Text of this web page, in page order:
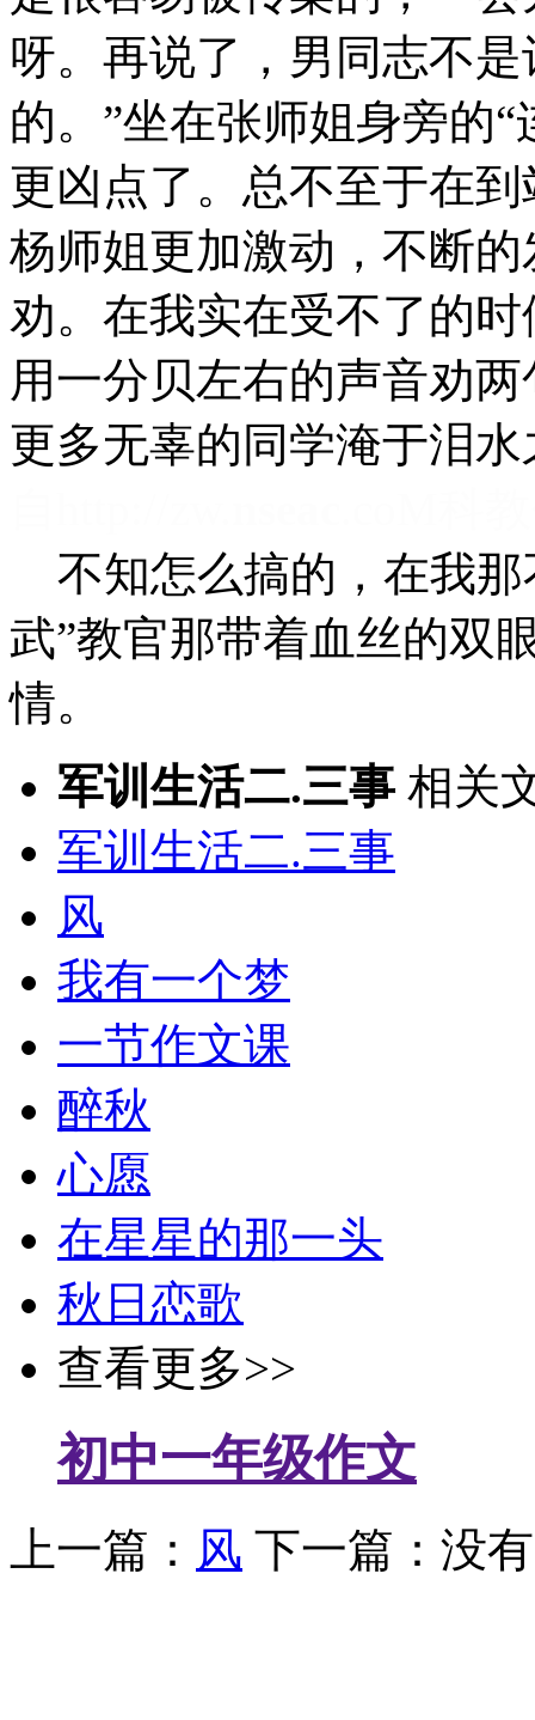
呀。再说了，男同志不
的。”坐在张师姐身旁的
更凶点了。总不至于在
杨师姐更加激动，不断
劝。在我实在受不了的
用一分贝左右的声音劝
更多无辜的同学淹于泪
不知怎么搞的，在我那
武”教官那带着血丝的双
情。
军训生活二.三事相关
军训生活二.三事
风
我有一个梦
一节作文课
醉秋
心愿
在星星的那一头
秋日恋歌
查看更多>>
初中一年级作文
上一篇： 风 下一篇：没